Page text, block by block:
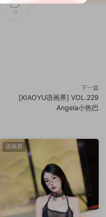
0
下一篇
[XIAOYU语画界] VOL.229
Angela小热巴
语画界